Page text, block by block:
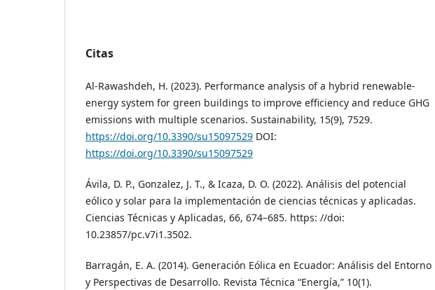
Citas
Al-Rawashdeh, H. (2023). Performance analysis of a hybrid renewable-
energy system for green buildings to improve efficiency and reduce GHG
emissions with multiple scenarios. Sustainability, 15(9), 7529.
https://doi.org/10.3390/su15097529 DOI:
https://doi.org/10.3390/su15097529
Ávila, D. P., Gonzalez, J. T., & Icaza, D. O. (2022). Análisis del potencial
eólico y solar para la implementación de ciencias técnicas y aplicadas.
Ciencias Técnicas y Aplicadas, 66, 674–685. https: //doi:
10.23857/pc.v7i1.3502.
Barragán, E. A. (2014). Generación Eólica en Ecuador: Análisis del Entorno
y Perspectivas de Desarrollo. Revista Técnica “Energía,” 10(1).